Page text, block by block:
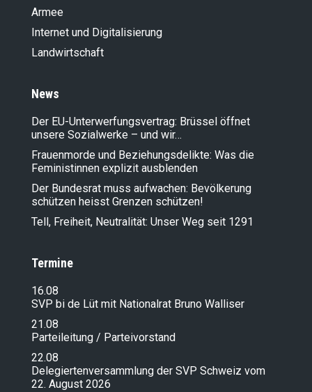
Armee
Internet und Digitalisierung
Landwirt­schaft
News
Der EU-Unterwerfungsvertrag: Brüssel öffnet
unsere Sozialwerke – und wir…
Frauenmorde und Beziehungsdelikte: Was die
Feministinnen explizit ausblenden
Der Bundesrat muss aufwachen: Bevölkerung
schützen heisst Grenzen schützen!
Tell, Freiheit, Neutralität: Unser Weg seit 1291
Termine
16.08
SVP bi de Lüt mit Nationalrat Bruno Walliser
21.08
Parteileitung / Parteivorstand
22.08
Delegiertenversammlung der SVP Schweiz vom
22. August 2026